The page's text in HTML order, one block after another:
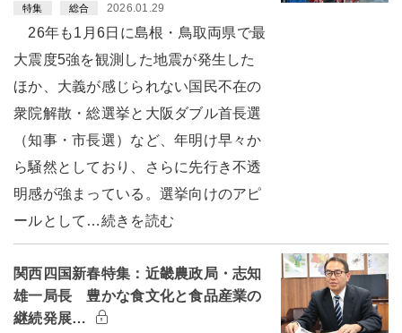
特集 総合 2026.01.29
26年も1月6日に島根・鳥取両県で最
大震度5強を観測した地震が発生した
ほか、大義が感じられない国民不在の
衆院解散・総選挙と大阪ダブル首長選
（知事・市長選）など、年明け早々か
ら騒然としており、さらに先行き不透
明感が強まっている。選挙向けのアピ
ールとして…続きを読む
関西四国新春特集：近畿農政局・志知
雄一局長 豊かな食文化と食品産業の
継続発展…